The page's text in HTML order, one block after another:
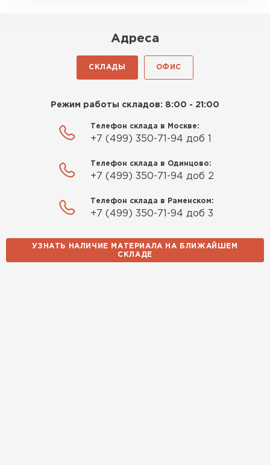
Адреса
СКЛАДЫ ОФИС
Режим работы складов: 8:00 - 21:00
Телефон склада в Москве:
+7 (499) 350-71-94 доб 1
Телефон склада в Одинцово:
+7 (499) 350-71-94 доб 2
Телефон склада в Раменском:
+7 (499) 350-71-94 доб 3
УЗНАТЬ НАЛИЧИЕ МАТЕРИАЛА НА БЛИЖАЙШЕМ
СКЛАДЕ